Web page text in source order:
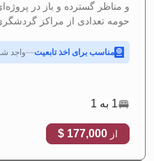
و مناظر گسترده و باز در
حومه تعدادی از مراکز
افزایش ارزش مورد انتظار—
بازده اجاره‌ای بالا — بازده قوی
مناسب برای اخذ تابعیت—واجد
1 به 1
از 177,000 $